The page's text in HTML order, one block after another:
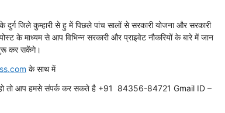
दुर्ग जिले कुम्हारी से हु में पिछले पांच सालों से सरकारी योजना और सरकारी
के माध्यम से आप विभिन्न सरकारी और प्राइवेट नौकरियों के बारे में जान
कर सकेंगे।
के साथ में
हो तो आप हमसे संपर्क कर सकते है +91 84356-84721 Gmail ID –